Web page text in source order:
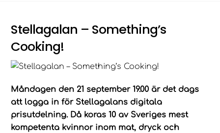
​Stellagalan – Something’s
Cooking!
Måndagen den 21 september 19.00 är det dags
att logga in för Stellagalans digitala
prisutdelning. Då koras 10 av Sveriges mest
kompetenta kvinnor inom mat, dryck och